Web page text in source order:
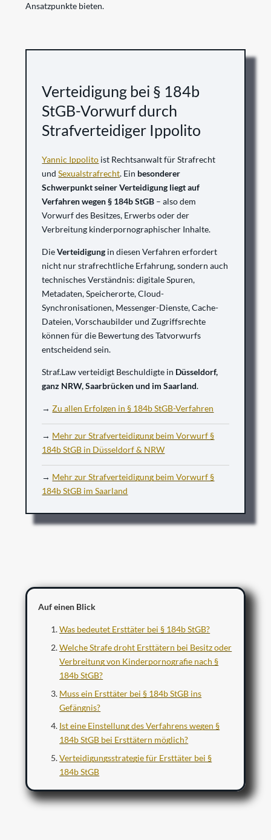
Ansatzpunkte bieten.
Verteidigung bei § 184b
StGB-Vorwurf durch
Strafverteidiger Ippolito
Yannic Ippolito ist Rechtsanwalt für Strafrecht
undSexualstrafrecht. Ein besonderer
Schwerpunkt seiner Verteidigung liegt auf
Verfahren wegen § 184b StGB – also dem
Vorwurf des Besitzes, Erwerbs oder der
Verbreitung kinderpornographischer Inhalte.
DieVerteidigung in diesen Verfahren erfordert
nicht nur strafrechtliche Erfahrung, sondern auch
technisches Verständnis: digitale Spuren,
Metadaten, Speicherorte, Cloud-
Synchronisationen, Messenger-Dienste, Cache-
Dateien, Vorschaubilder und Zugriffsrechte
können für die Bewertung des Tatvorwurfs
entscheidend sein.
Straf.Law verteidigt Beschuldigte in Düsseldorf,
ganz NRW, Saarbrücken und im Saarland.
→Zu allen Erfolgen in § 184b StGB-Verfahren
→ Mehr zur Strafverteidigung beim Vorwurf §
184b StGB in Düsseldorf & NRW
→ Mehr zur Strafverteidigung beim Vorwurf §
184b StGB im Saarland
Auf einen Blick
Was bedeutet Ersttäter bei § 184b StGB?
Welche Strafe droht Ersttätern bei Besitz oder
Verbreitung von Kinderpornografie nach §
184b StGB?
Muss ein Ersttäter bei § 184b StGB ins
Gefängnis?
Ist eine Einstellung des Verfahrens wegen §
184b StGB bei Ersttätern möglich?
Verteidigungsstrategie für Ersttäter bei §
184b StGB